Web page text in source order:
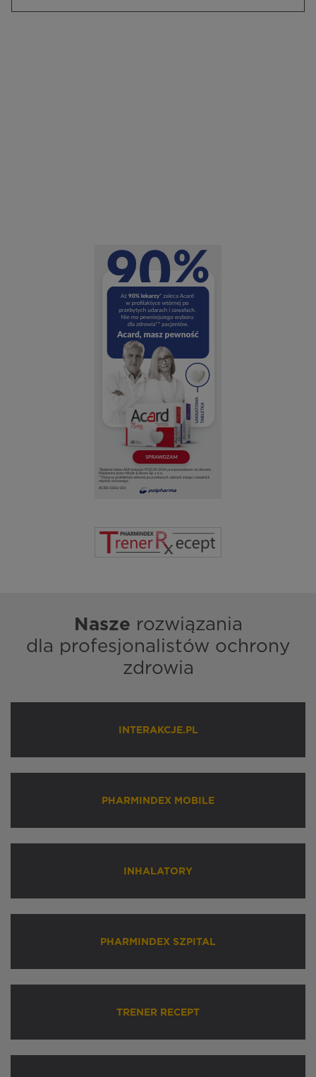
Nasze rozwiązania
dla profesjonalistów ochrony
zdrowia
INTERAKCJE.PL
PHARMINDEX MOBILE
INHALATORY
PHARMINDEX SZPITAL
TRENER RECEPT